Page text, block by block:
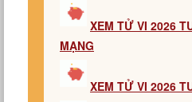
XEM TỬ VI 2026
MẠNG
XEM TỬ VI 2026